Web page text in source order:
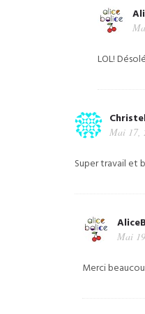
LOL!
Mai 17,
Super travail et
Mai
Merci